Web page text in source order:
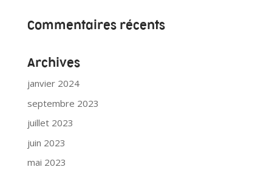
Commentaires récents
Archives
janvier 2024
septembre 2023
juillet 2023
juin 2023
mai 2023